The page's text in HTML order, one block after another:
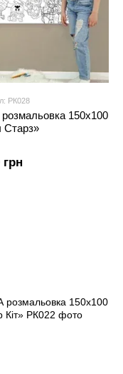
РК028
150х100
Старз»
грн